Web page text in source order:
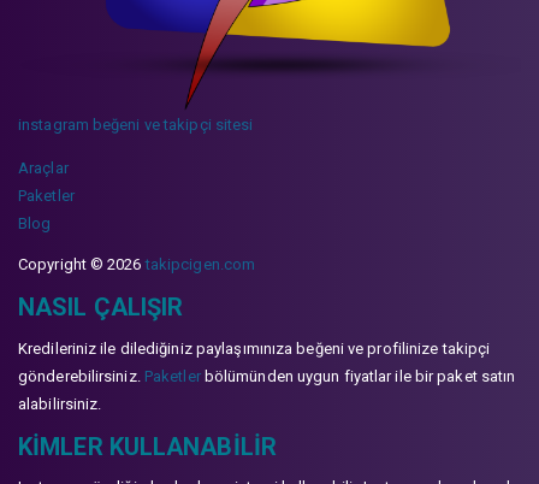
instagram beğeni ve takipçi sitesi
Araçlar
Paketler
Blog
Copyright © 2026takipcigen.com
NASIL ÇALIŞIR
Kredileriniz ile dilediğiniz paylaşımınıza beğeni ve profilinize takipçi
gönderebilirsiniz. Paketlerbölümünden uygun fiyatlar ile bir paket satın
alabilirsiniz.
KIMLER KULLANABILIR